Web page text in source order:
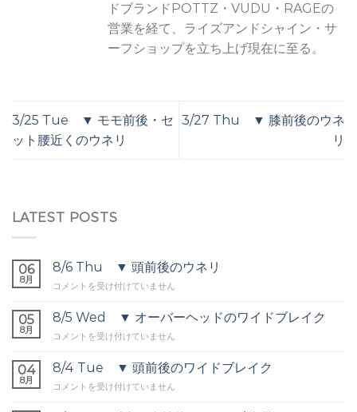
ドブランドPOTTZ・VUDU・RAGEの
営業を経て、ライズアンドシャイン・サ
ーフショップを立ち上げ現在に至る。
3/25 Tue ▼ モモ前後・セ
ット腰近くのウネリ
3/27 Thu ▼ 膝前後のウネ
リ
LATEST POSTS
06
8月
8/6 Thu ▼ 頭前後のウネリ
8/6
▼
前
の
ネ
コメントを受け付けていません
05
8月
8/5 Wed ▼ オーバーヘッドのワイドブレイク
8/5
▼
ー
コメントを受け付けていません
04
8月
8/4 Tue ▼ 頭前後のワイドブレイク
8/4
コメントを受け付けていません